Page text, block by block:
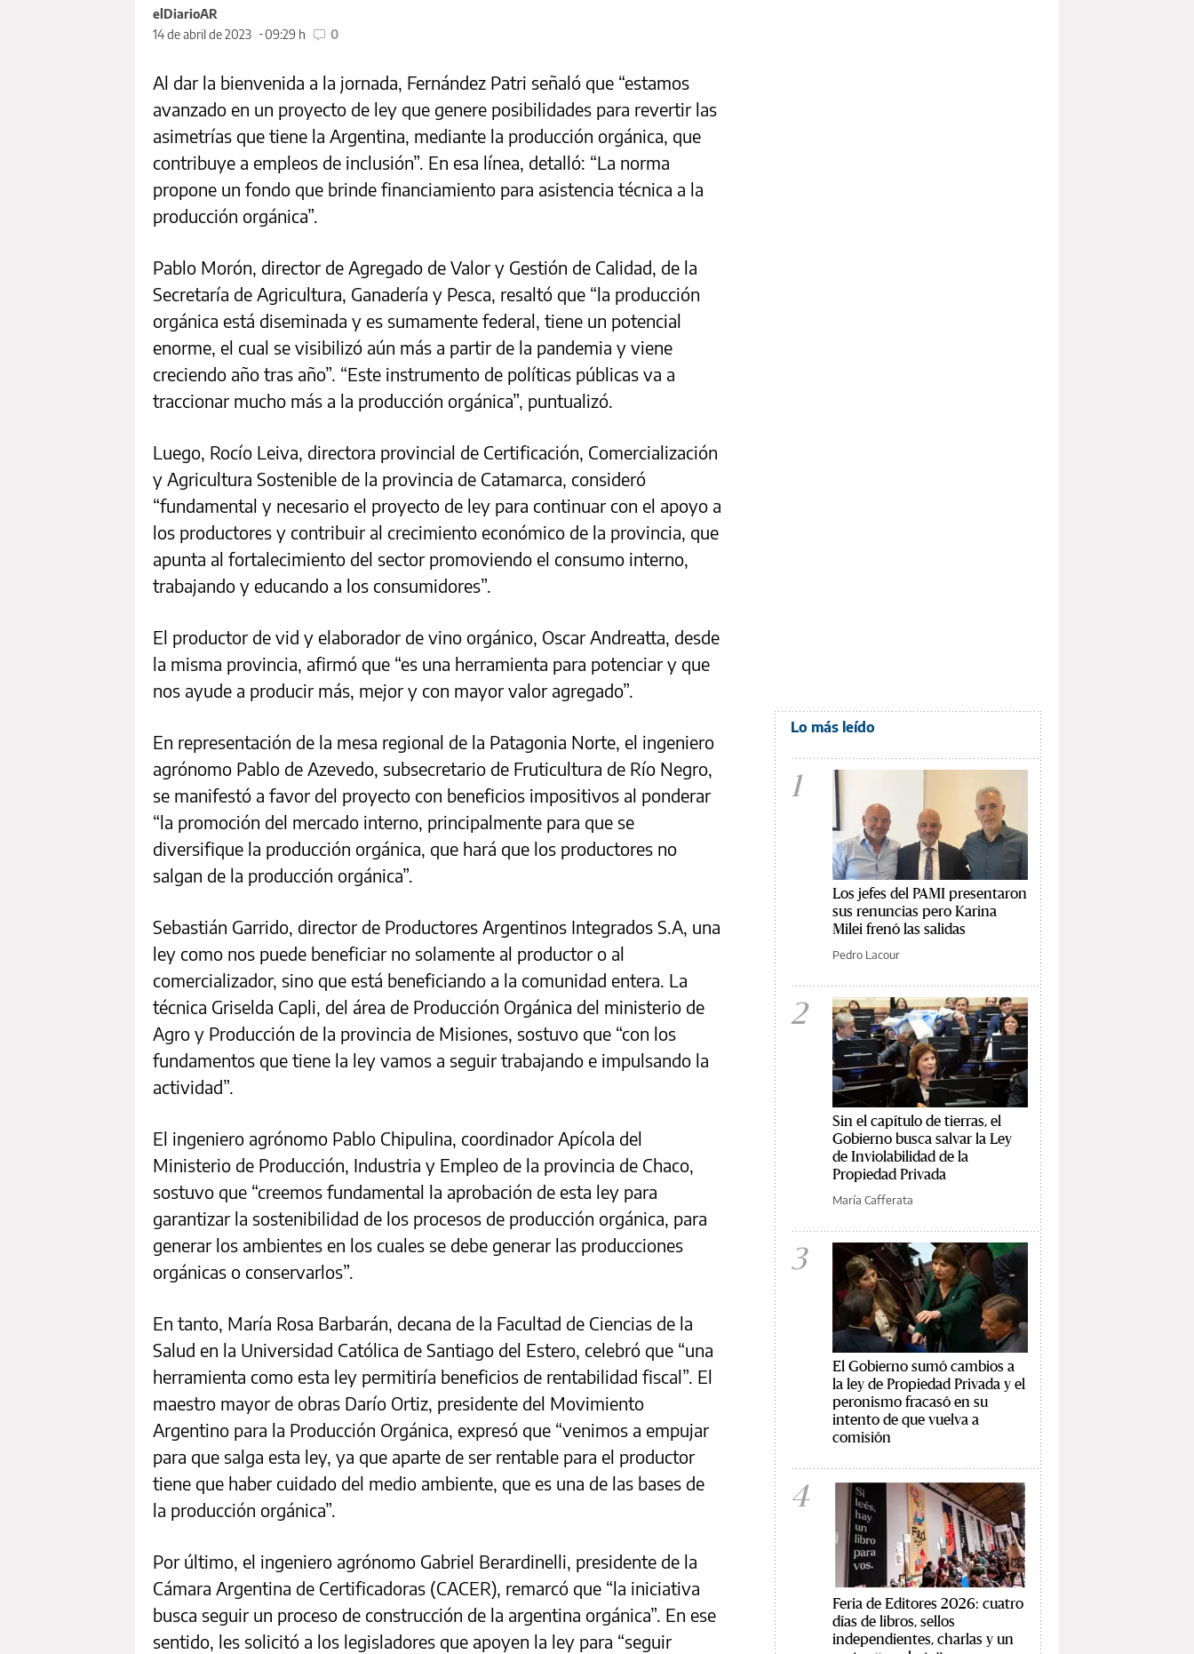
elDiarioAR
14 de abril de 2023
09:29 h 0
Al dar la bienvenida a la jornada, Fernández Patri señaló que “estamos
avanzado en un proyecto de ley que genere posibilidades para revertir las
asimetrías que tiene la Argentina, mediante la producción orgánica, que
contribuye a empleos de inclusión”. En esa línea, detalló: “La norma
propone un fondo que brinde financiamiento para asistencia técnica a la
producción orgánica”.
Pablo Morón, director de Agregado de Valor y Gestión de Calidad, de la
Secretaría de Agricultura, Ganadería y Pesca, resaltó que “la producción
orgánica está diseminada y es sumamente federal, tiene un potencial
enorme, el cual se visibilizó aún más a partir de la pandemia y viene
creciendo año tras año”. “Este instrumento de políticas públicas va a
traccionar mucho más a la producción orgánica”, puntualizó.
Luego, Rocío Leiva, directora provincial de Certificación, Comercialización
y Agricultura Sostenible de la provincia de Catamarca, consideró
“fundamental y necesario el proyecto de ley para continuar con el apoyo a
los productores y contribuir al crecimiento económico de la provincia, que
apunta al fortalecimiento del sector promoviendo el consumo interno,
trabajando y educando a los consumidores”.
El productor de vid y elaborador de vino orgánico, Oscar Andreatta, desde
la misma provincia, afirmó que “es una herramienta para potenciar y que
nos ayude a producir más, mejor y con mayor valor agregado”.
En representación de la mesa regional de la Patagonia Norte, el ingeniero
agrónomo Pablo de Azevedo, subsecretario de Fruticultura de Río Negro,
se manifestó a favor del proyecto con beneficios impositivos al ponderar
“la promoción del mercado interno, principalmente para que se
diversifique la producción orgánica, que hará que los productores no
salgan de la producción orgánica”.
Sebastián Garrido, director de Productores Argentinos Integrados S.A, una
ley como nos puede beneficiar no solamente al productor o al
comercializador, sino que está beneficiando a la comunidad entera. La
técnica Griselda Capli, del área de Producción Orgánica del ministerio de
Agro y Producción de la provincia de Misiones, sostuvo que “con los
fundamentos que tiene la ley vamos a seguir trabajando e impulsando la
actividad”.
El ingeniero agrónomo Pablo Chipulina, coordinador Apícola del
Ministerio de Producción, Industria y Empleo de la provincia de Chaco,
sostuvo que “creemos fundamental la aprobación de esta ley para
garantizar la sostenibilidad de los procesos de producción orgánica, para
generar los ambientes en los cuales se debe generar las producciones
orgánicas o conservarlos”.
En tanto, María Rosa Barbarán, decana de la Facultad de Ciencias de la
Salud en la Universidad Católica de Santiago del Estero, celebró que “una
herramienta como esta ley permitiría beneficios de rentabilidad fiscal”. El
maestro mayor de obras Darío Ortiz, presidente del Movimiento
Argentino para la Producción Orgánica, expresó que “venimos a empujar
para que salga esta ley, ya que aparte de ser rentable para el productor
tiene que haber cuidado del medio ambiente, que es una de las bases de
la producción orgánica”.
Por último, el ingeniero agrónomo Gabriel Berardinelli, presidente de la
Cámara Argentina de Certificadoras (CACER), remarcó que “la iniciativa
busca seguir un proceso de construcción de la argentina orgánica”. En ese
sentido, les solicitó a los legisladores que apoyen la ley para “seguir
Lo más leído
1
Los jefes del PAMI presentaron
sus renuncias pero Karina
Milei frenó las salidas
Pedro Lacour
2
Sin el capítulo de tierras, el
Gobierno busca salvar la Ley
de Inviolabilidad de la
Propiedad Privada
María Cafferata
3
El Gobierno sumó cambios a
la ley de Propiedad Privada y el
peronismo fracasó en su
intento de que vuelva a
comisión
4
Feria de Editores 2026: cuatro
días de libros, sellos
independientes, charlas y un